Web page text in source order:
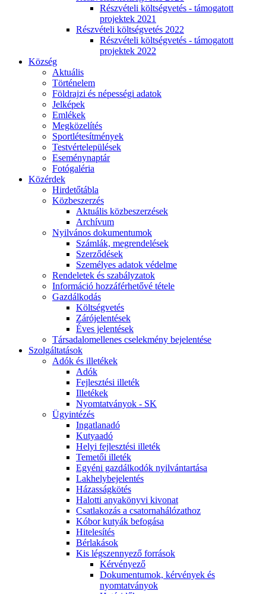
Részvételi költségvetés - támogatott
projektek 2021
Részvételi költségvetés 2022
Részvételi költségvetés - támogatott
projektek 2022
Község
Aktuális
Történelem
Földrajzi és népességi adatok
Jelképek
Emlékek
Megközelítés
Sportlétesítmények
Testvértelepülések
Eseménynaptár
Fotógaléria
Közérdek
Hirdetőtábla
Közbeszerzés
Aktuális közbeszerzések
Archívum
Nyilvános dokumentumok
Számlák, megrendelések
Szerződések
Személyes adatok védelme
Rendeletek és szabályzatok
Információ hozzáférhetővé tétele
Gazdálkodás
Költségvetés
Zárójelentések
Éves jelentések
Társadalomellenes cselekmény bejelentése
Szolgáltatások
Adók és illetékek
Adók
Fejlesztési illeték
Illetékek
Nyomtatványok - SK
Ügyintézés
Ingatlanadó
Kutyaadó
Helyi fejlesztési illeték
Temetői illeték
Egyéni gazdálkodók nyilvántartása
Lakhelybejelentés
Házasságkötés
Halotti anyakönyvi kivonat
Csatlakozás a csatornahálózathoz
Kóbor kutyák befogása
Hitelesítés
Bérlakások
Kis légszennyező források
Kérvényező
Dokumentumok, kérvények és
nyomtatványok